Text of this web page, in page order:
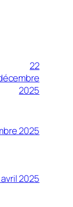
22
2025
2025
2025